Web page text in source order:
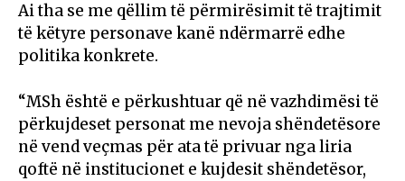
Ai tha se me qëllim të përmirësimit të trajtimit
të këtyre personave kanë ndërmarrë edhe
politika konkrete.
“MSh është e përkushtuar që në vazhdimësi të
përkujdeset personat me nevoja shëndetësore
në vend veçmas për ata të privuar nga liria
qoftë në institucionet e kujdesit shëndetësor,